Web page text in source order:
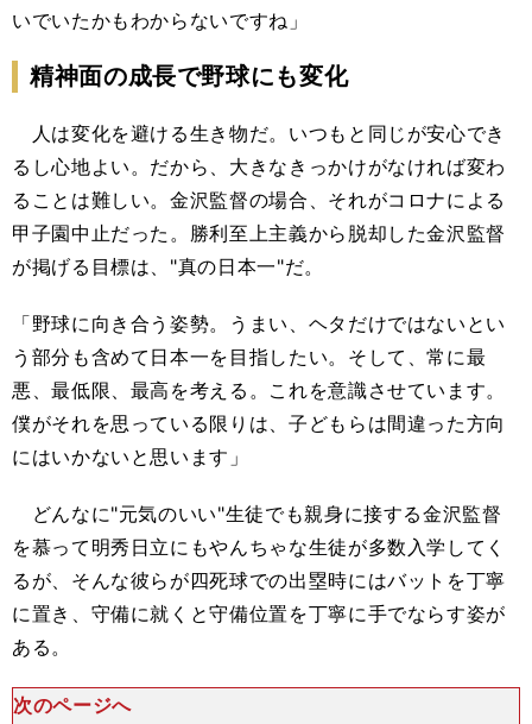
いでいたかもわからないですね」
精神面の成長で野球にも変化
人は変化を避ける生き物だ。いつもと同じが安心でき
るし心地よい。だから、大きなきっかけがなければ変わ
ることは難しい。金沢監督の場合、それがコロナによる
甲子園中止だった。勝利至上主義から脱却した金沢監督
が掲げる目標は、"真の日本一"だ。
「野球に向き合う姿勢。うまい、ヘタだけではないとい
う部分も含めて日本一を目指したい。そして、常に最
悪、最低限、最高を考える。これを意識させています。
僕がそれを思っている限りは、子どもらは間違った方向
にはいかないと思います」
どんなに"元気のいい"生徒でも親身に接する金沢監督
を慕って明秀日立にもやんちゃな生徒が多数入学してく
るが、そんな彼らが四死球での出塁時にはバットを丁寧
に置き、守備に就くと守備位置を丁寧に手でならす姿が
ある。
次のページへ